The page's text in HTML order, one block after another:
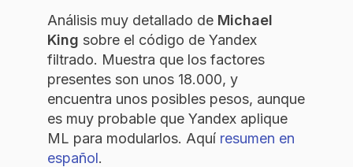
Análisis muy detallado de Michael
King sobre el código de Yandex
filtrado. Muestra que los factores
presentes son unos 18.000, y
encuentra unos posibles pesos, aunque
es muy probable que Yandex aplique
ML para modularlos. Aquí resumen en
español.